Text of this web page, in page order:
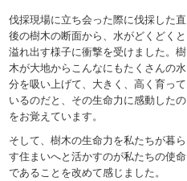
伐採現場に立ち会った際に伐採した直
後の樹木の断面から、水がどくどくと
溢れ出す様子に衝撃を受けました。樹
木が大地からこんなにもたくさんの水
分を吸い上げて、大きく、高く育って
いるのだと、その生命力に感動したの
をお覚えています。
そして、樹木の生命力を私たちが暮ら
す住まいへと活かすのが私たちの使命
であることを改めて感じました。